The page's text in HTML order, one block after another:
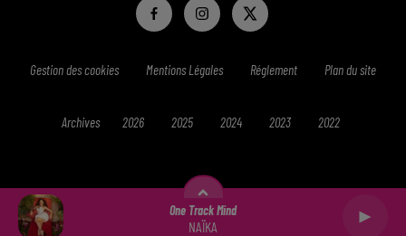
One Track Mind
NAÏKA
Gestion des cookies Mentions Légales Réglement Plan du site
Archives 2026 2025 2024 2023 2022